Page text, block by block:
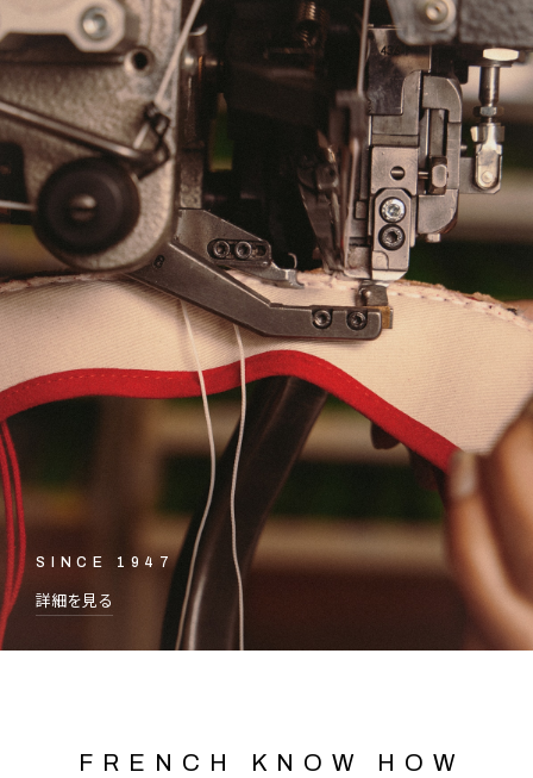
詳細を見る
SINCE 1947
詳細を見る
FRENCH KNOW HOW